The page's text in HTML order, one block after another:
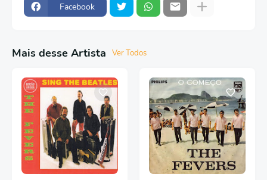
Facebook
Mais desse Artista Ver Todos